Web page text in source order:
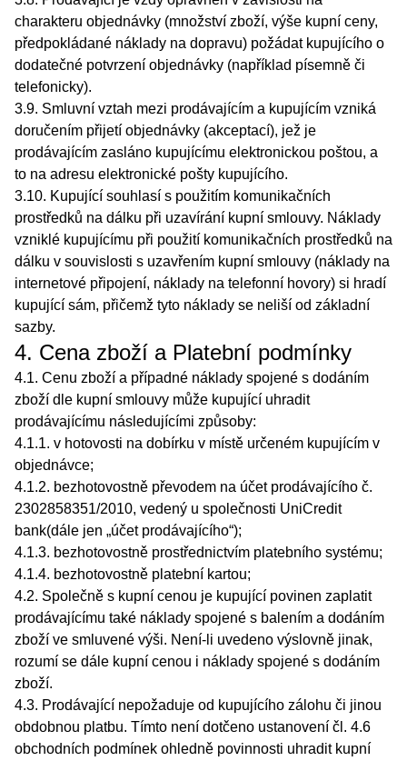
charakteru objednávky (množství zboží, výše kupní ceny,
předpokládané náklady na dopravu) požádat kupujícího o
dodatečné potvrzení objednávky (například písemně či
telefonicky).
3.9. Smluvní vztah mezi prodávajícím a kupujícím vzniká
doručením přijetí objednávky (akceptací), jež je
prodávajícím zasláno kupujícímu elektronickou poštou, a
to na adresu elektronické pošty kupujícího.
3.10. Kupující souhlasí s použitím komunikačních
prostředků na dálku při uzavírání kupní smlouvy. Náklady
vzniklé kupujícímu při použití komunikačních prostředků na
dálku v souvislosti s uzavřením kupní smlouvy (náklady na
internetové připojení, náklady na telefonní hovory) si hradí
kupující sám, přičemž tyto náklady se neliší od základní
sazby.
4. Cena zboží a Platební podmínky
4.1. Cenu zboží a případné náklady spojené s dodáním
zboží dle kupní smlouvy může kupující uhradit
prodávajícímu následujícími způsoby:
4.1.1. v hotovosti na dobírku v místě určeném kupujícím v
objednávce;
4.1.2. bezhotovostně převodem na účet prodávajícího č.
2302858351/2010, vedený u společnosti UniCredit
bank(dále jen „účet prodávajícího“);
4.1.3. bezhotovostně prostřednictvím platebního systému;
4.1.4. bezhotovostně platební kartou;
4.2. Společně s kupní cenou je kupující povinen zaplatit
prodávajícímu také náklady spojené s balením a dodáním
zboží ve smluvené výši. Není-li uvedeno výslovně jinak,
rozumí se dále kupní cenou i náklady spojené s dodáním
zboží.
4.3. Prodávající nepožaduje od kupujícího zálohu či jinou
obdobnou platbu. Tímto není dotčeno ustanovení čl. 4.6
obchodních podmínek ohledně povinnosti uhradit kupní